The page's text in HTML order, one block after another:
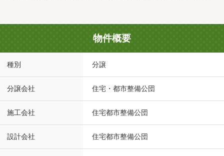
物件概要
種別 分譲
分譲会社 住宅・都市整備公団
施工会社 住宅都市整備公団
設計会社 住宅都市整備公団